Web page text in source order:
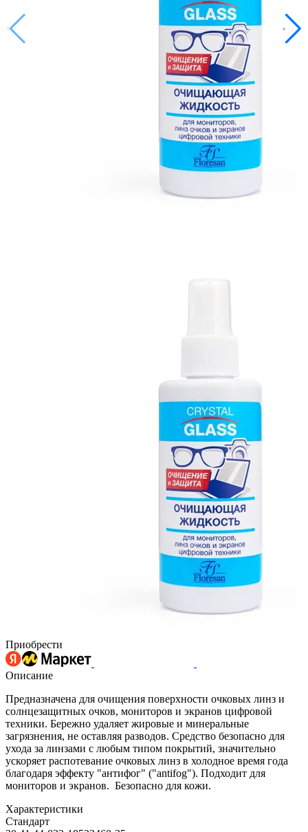
Приобрести
Описание
Предназначена для очищения поверхности очковых линз и
солнцезащитных очков, мониторов и экранов цифровой
техники. Бережно удаляет жировые и минеральные
загрязнения, не оставляя разводов. Средство безопасно для
ухода за линзами с любым типом покрытий, значительно
ускоряет распотевание очковых линз в холодное время года
благодаря эффекту "антифог" ("antifog"). Подходит для
мониторов и экранов. Безопасно для кожи.
Характеристики
Стандарт